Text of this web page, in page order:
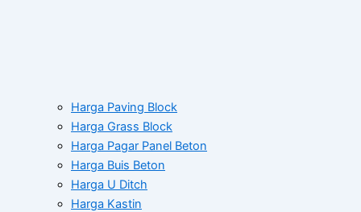
Harga Paving Block
Harga Grass Block
Harga Pagar Panel Beton
Harga Buis Beton
Harga U Ditch
Harga Kastin